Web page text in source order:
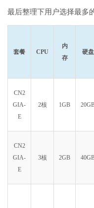
最后整理下用户选择最多
套餐 CPU
内
存
硬盘
CN2
GIA-
E
2核 1GB
CN2
GIA-
E
3核 2GB